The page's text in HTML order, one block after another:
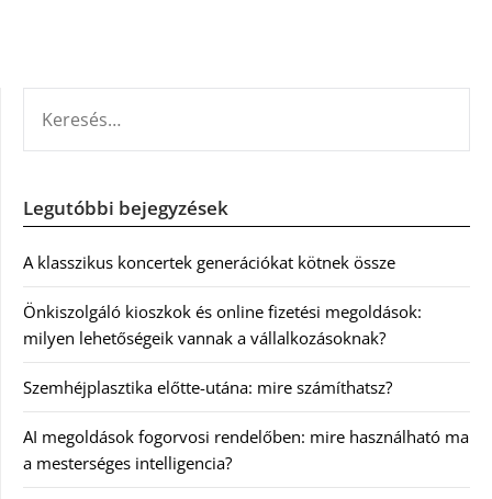
Legutóbbi bejegyzések
A klasszikus koncertek generációkat kötnek össze
Önkiszolgáló kioszkok és online fizetési megoldások:
milyen lehetőségeik vannak a vállalkozásoknak?
Szemhéjplasztika előtte-utána: mire számíthatsz?
AI megoldások fogorvosi rendelőben: mire használható ma
a mesterséges intelligencia?